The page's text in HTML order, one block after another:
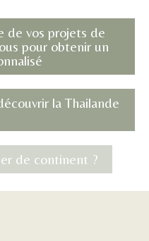
de vos projets de
pour obtenir un
la Thailande
de continent ?